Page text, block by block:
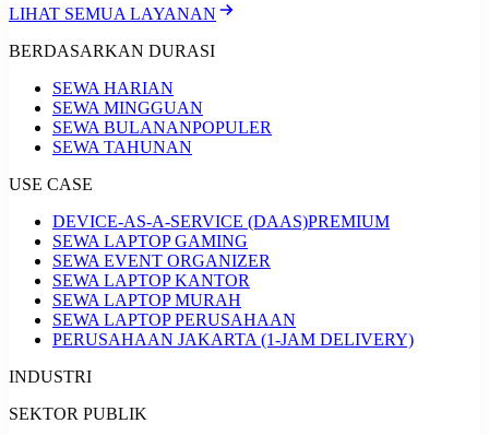
LIHAT SEMUA LAYANAN
BERDASARKAN DURASI
SEWA HARIAN
SEWA MINGGUAN
SEWA BULANANPOPULER
SEWA TAHUNAN
USE CASE
DEVICE-AS-A-SERVICE (DAAS)PREMIUM
SEWA LAPTOP GAMING
SEWA EVENT ORGANIZER
SEWA LAPTOP KANTOR
SEWA LAPTOP MURAH
SEWA LAPTOP PERUSAHAAN
PERUSAHAAN JAKARTA (1-JAM DELIVERY)
INDUSTRI
SEKTOR PUBLIK